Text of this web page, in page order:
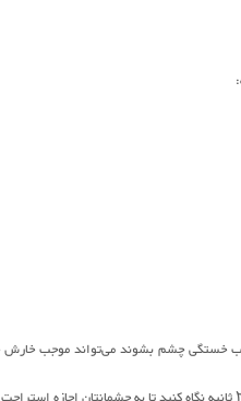
خستگی چشم بشوند می‌تواند موجب